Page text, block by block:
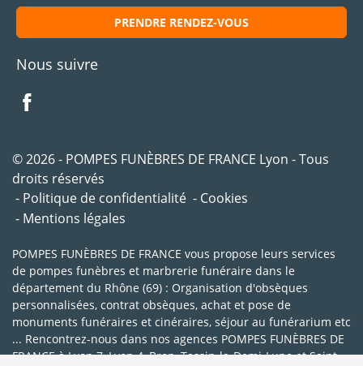
PRENDRE RENDEZ-VOUS
Nous suivre
© 2026 - POMPES FUNÈBRES DE FRANCE Lyon - Tous
droits réservés
Politique de confidentialité
Cookies
Mentions légales
POMPES FUNÈBRES DE FRANCE vous propose leurs services
de pompes funèbres et marbrerie funéraire dans le
département du Rhône (69) : Organisation d'obsèques
personnalisées, contrat obsèques, achat et pose de
monuments funéraires et cinéraires, séjour au funérarium etc
... Rencontrez-nous dans nos agences POMPES FUNÈBRES DE
FRANCE à Lyon 7, Lyon 4, Bron, Tassin-la-Demi-Lune et Saint-